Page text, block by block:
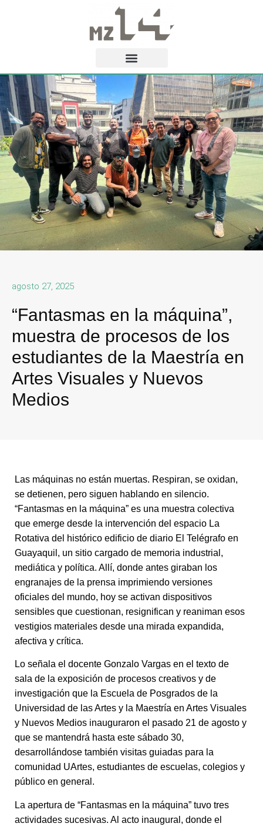
agosto 27, 2025
“Fantasmas en la máquina”,
muestra de procesos de los
estudiantes de la Maestría en
Artes Visuales y Nuevos
Medios
Las máquinas no están muertas. Respiran, se oxidan,
se detienen, pero siguen hablando en silencio.
“Fantasmas en la máquina” es una muestra colectiva
que emerge desde la intervención del espacio La
Rotativa del histórico edificio de diario El Telégrafo en
Guayaquil, un sitio cargado de memoria industrial,
mediática y política. Allí, donde antes giraban los
engranajes de la prensa imprimiendo versiones
oficiales del mundo, hoy se activan dispositivos
sensibles que cuestionan, resignifican y reaniman esos
vestigios materiales desde una mirada expandida,
afectiva y crítica.
Lo señala el docente Gonzalo Vargas en el texto de
sala de la exposición de procesos creativos y de
investigación que la Escuela de Posgrados de la
Universidad de las Artes y la Maestría en Artes Visuales
y Nuevos Medios inauguraron el pasado 21 de agosto y
que se mantendrá hasta este sábado 30,
desarrollándose también visitas guiadas para la
comunidad UArtes, estudiantes de escuelas, colegios y
público en general.
La apertura de “Fantasmas en la máquina” tuvo tres
actividades sucesivas. Al acto inaugural, donde el